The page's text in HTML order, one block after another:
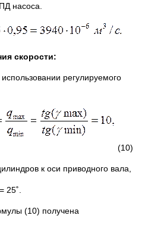
насоса.
скорости:
регулируемого
(10)
к оси приводного вала,
= 25˚.
(10) получена